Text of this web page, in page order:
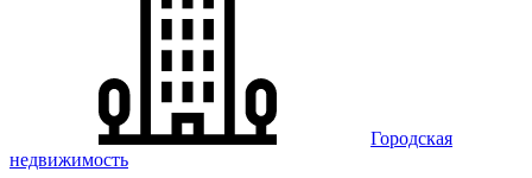
Городская
недвижимость